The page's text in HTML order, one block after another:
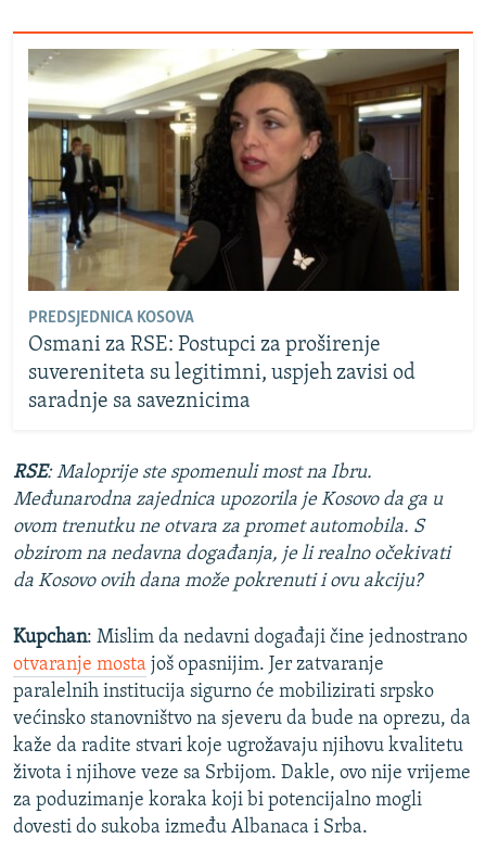
PREDSJEDNICA KOSOVA
Osmani za RSE: Postupci za proširenje
suvereniteta su legitimni, uspjeh zavisi od
saradnje sa saveznicima
RSE: Maloprije ste spomenuli most na Ibru.
Međunarodna zajednica upozorila je Kosovo da ga u
ovom trenutku ne otvara za promet automobila. S
obzirom na nedavna događanja, je li realno očekivati
da Kosovo ovih dana može pokrenuti i ovu akciju?
Kupchan: Mislim da nedavni događaji čine jednostrano
otvaranje mosta još opasnijim. Jer zatvaranje
paralelnih institucija sigurno će mobilizirati srpsko
većinsko stanovništvo na sjeveru da bude na oprezu, da
kaže da radite stvari koje ugrožavaju njihovu kvalitetu
života i njihove veze sa Srbijom. Dakle, ovo nije vrijeme
za poduzimanje koraka koji bi potencijalno mogli
dovesti do sukoba između Albanaca i Srba.